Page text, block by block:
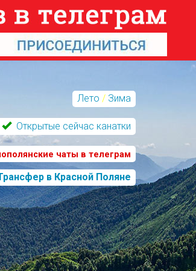
Лето / Зима
Открытые сейчас канатки
чаты в телеграм
в Красной Поляне